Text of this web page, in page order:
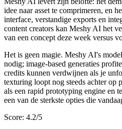
idee naar asset te comprimeren, en
interface, verstandige exports en
content creators kan Meshy AI het
van een concept deze week versus
Het is geen magie. Meshy AI's
nodig; image-based generaties
credits kunnen verdwijnen als je
texturing loopt nog steeds achter op
als een rapid prototyping engine en
een van de sterkste opties die
Score: 4.2/5